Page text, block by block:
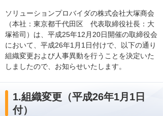
ソリューションプロバイダの株式会社大塚商会
（本社：東京都千代田区 代表取締役社長：大
塚裕司）は、平成25年12月20日開催の取締役会
において、平成26年1月1日付けで、以下の通り
組織変更および人事異動を行うことを決定いた
しましたので、お知らせいたします。
1.組織変更（平成26年1月1日
付）